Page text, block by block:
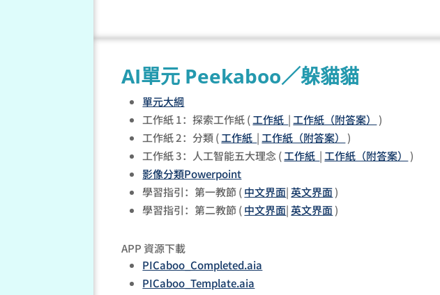
AI單元 Peekaboo／躲貓貓
單元大綱
工作紙 1：探索工作紙 (工作紙 | 工作紙（附答案）
)
工作紙 2：分類 (工作紙 | 工作紙（附答案）
)
工作紙 3：人工智能五大理念 (工作紙 | 工作紙（附答案）
)
影像分類Powerpoint
學習指引：第一教節 (中文界面|英文界面)
學習指引：第二教節 (中文界面|英文界面)
APP 資源下載
PICaboo_Completed.aia
PICaboo_Template.aia